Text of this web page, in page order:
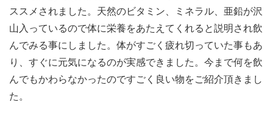
ススメされました。天然のビタミン、ミネラル、亜鉛が沢
山入っているので体に栄養をあたえてくれると説明され飲
んでみる事にしました。体がすごく疲れ切っていた事もあ
り、すぐに元気になるのが実感できました。今まで何を飲
んでもかわらなかったのですごく良い物をご紹介頂きまし
た。